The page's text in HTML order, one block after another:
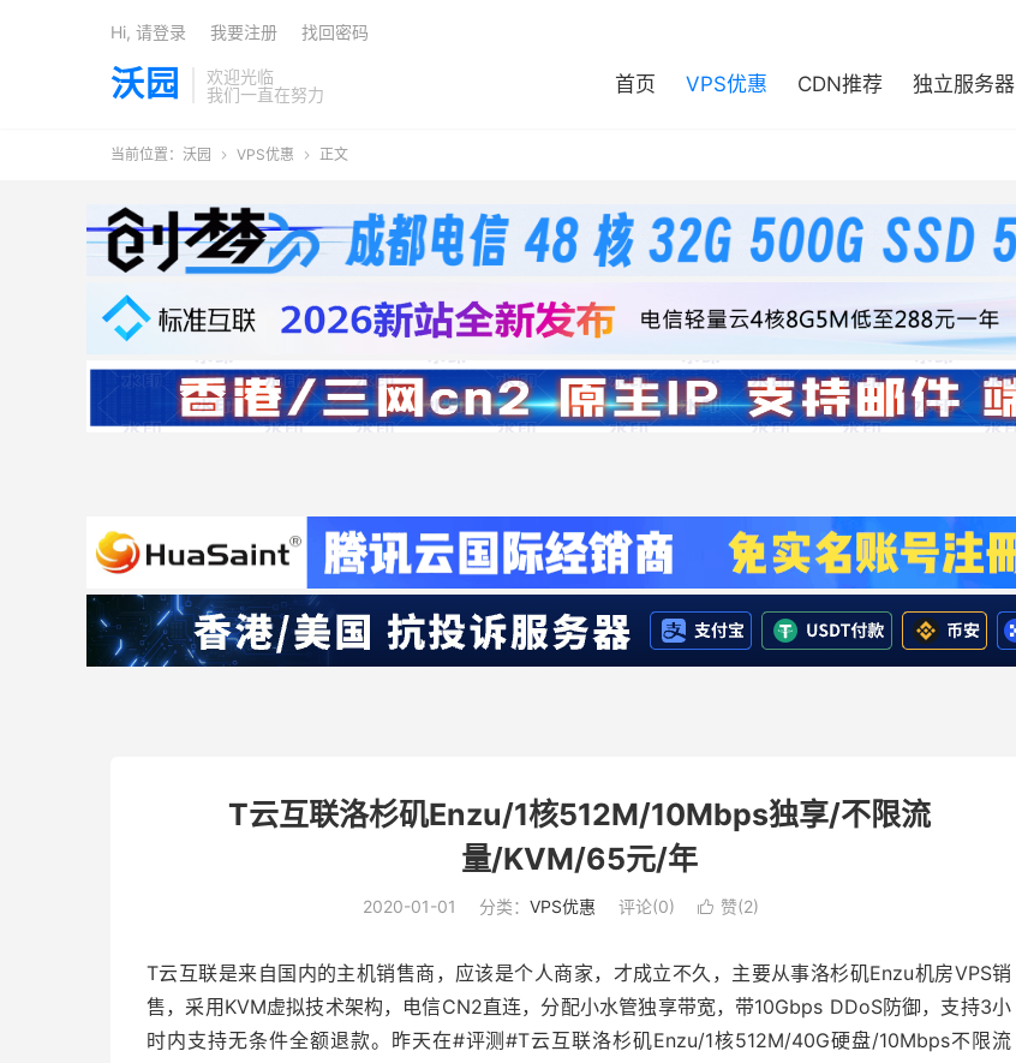
沃园
欢迎光临
我们一直在努力
首页 VPS优惠 CDN推荐 独立服务器
Hi, 请登录 我要注册 找回密码
当前位置： 沃园  VPS优惠  正文
T云互联洛杉矶Enzu/1核512M/10Mbps独享/不限流
量/KVM/65元/年
2020-01-01 分类： VPS优惠 评论(0)  赞(2)
T云互联是来自国内的主机销售商，应该是个人商家，才成立不久，主要从事洛杉矶Enzu机房VPS销
售，采用KVM虚拟技术架构，电信CN2直连，分配小水管独享带宽，带10Gbps DDoS防御，支持3小
时内支持无条件全额退款。昨天在#评测#T云互联洛杉矶Enzu/1核512M/40G硬盘/10Mbps不限流